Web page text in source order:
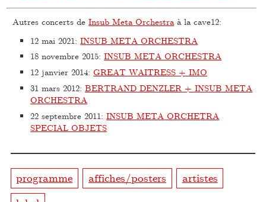
Autres concerts deInsub Meta Orchestraà la cave12:
12 mai 2021:INSUB META ORCHESTRA
18 novembre 2015:INSUB META ORCHESTRA
12 janvier 2014:GREAT WAITRESS + IMO
31 mars 2012:BERTRAND DENZLER + INSUB META
ORCHESTRA
22 septembre 2011:INSUB META ORCHETRA
SPECIAL OBJETS
programme affiches/posters
artistes